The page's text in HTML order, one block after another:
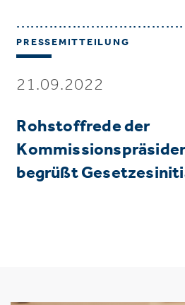
PRESSEMITTEILUNG
21.09.2022
Rohstoffrede der
begrüßt